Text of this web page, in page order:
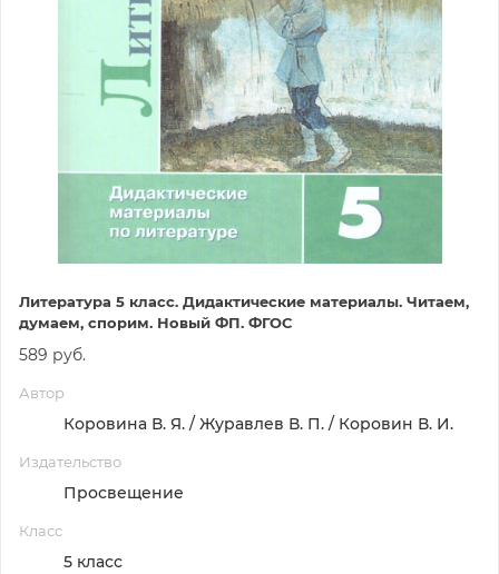
Литература 5 класс. Дидактические материалы. Читаем,
думаем, спорим. Новый ФП. ФГОС
589 руб.
Автор
Коровина В. Я. / Журавлев В. П. / Коровин В. И.
Издательство
Просвещение
Класс
5 класс